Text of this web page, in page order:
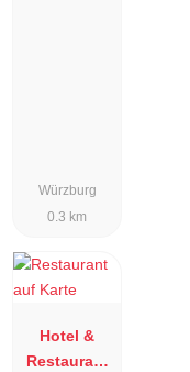
Würzburg
0.3 km
Hotel &
Restaurant